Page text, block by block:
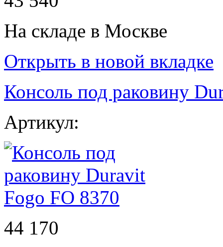
На складе в Москве
Открыть в новой вкладке
Консоль под раковину
Артикул:
44 170